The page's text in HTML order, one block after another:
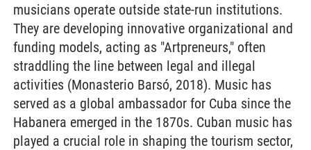
musicians operate outside state-run institutions.
They are developing innovative organizational and
funding models, acting as "Artpreneurs," often
straddling the line between legal and illegal
activities (Monasterio Barsó, 2018). Music has
served as a global ambassador for Cuba since the
Habanera emerged in the 1870s. Cuban music has
played a crucial role in shaping the tourism sector,